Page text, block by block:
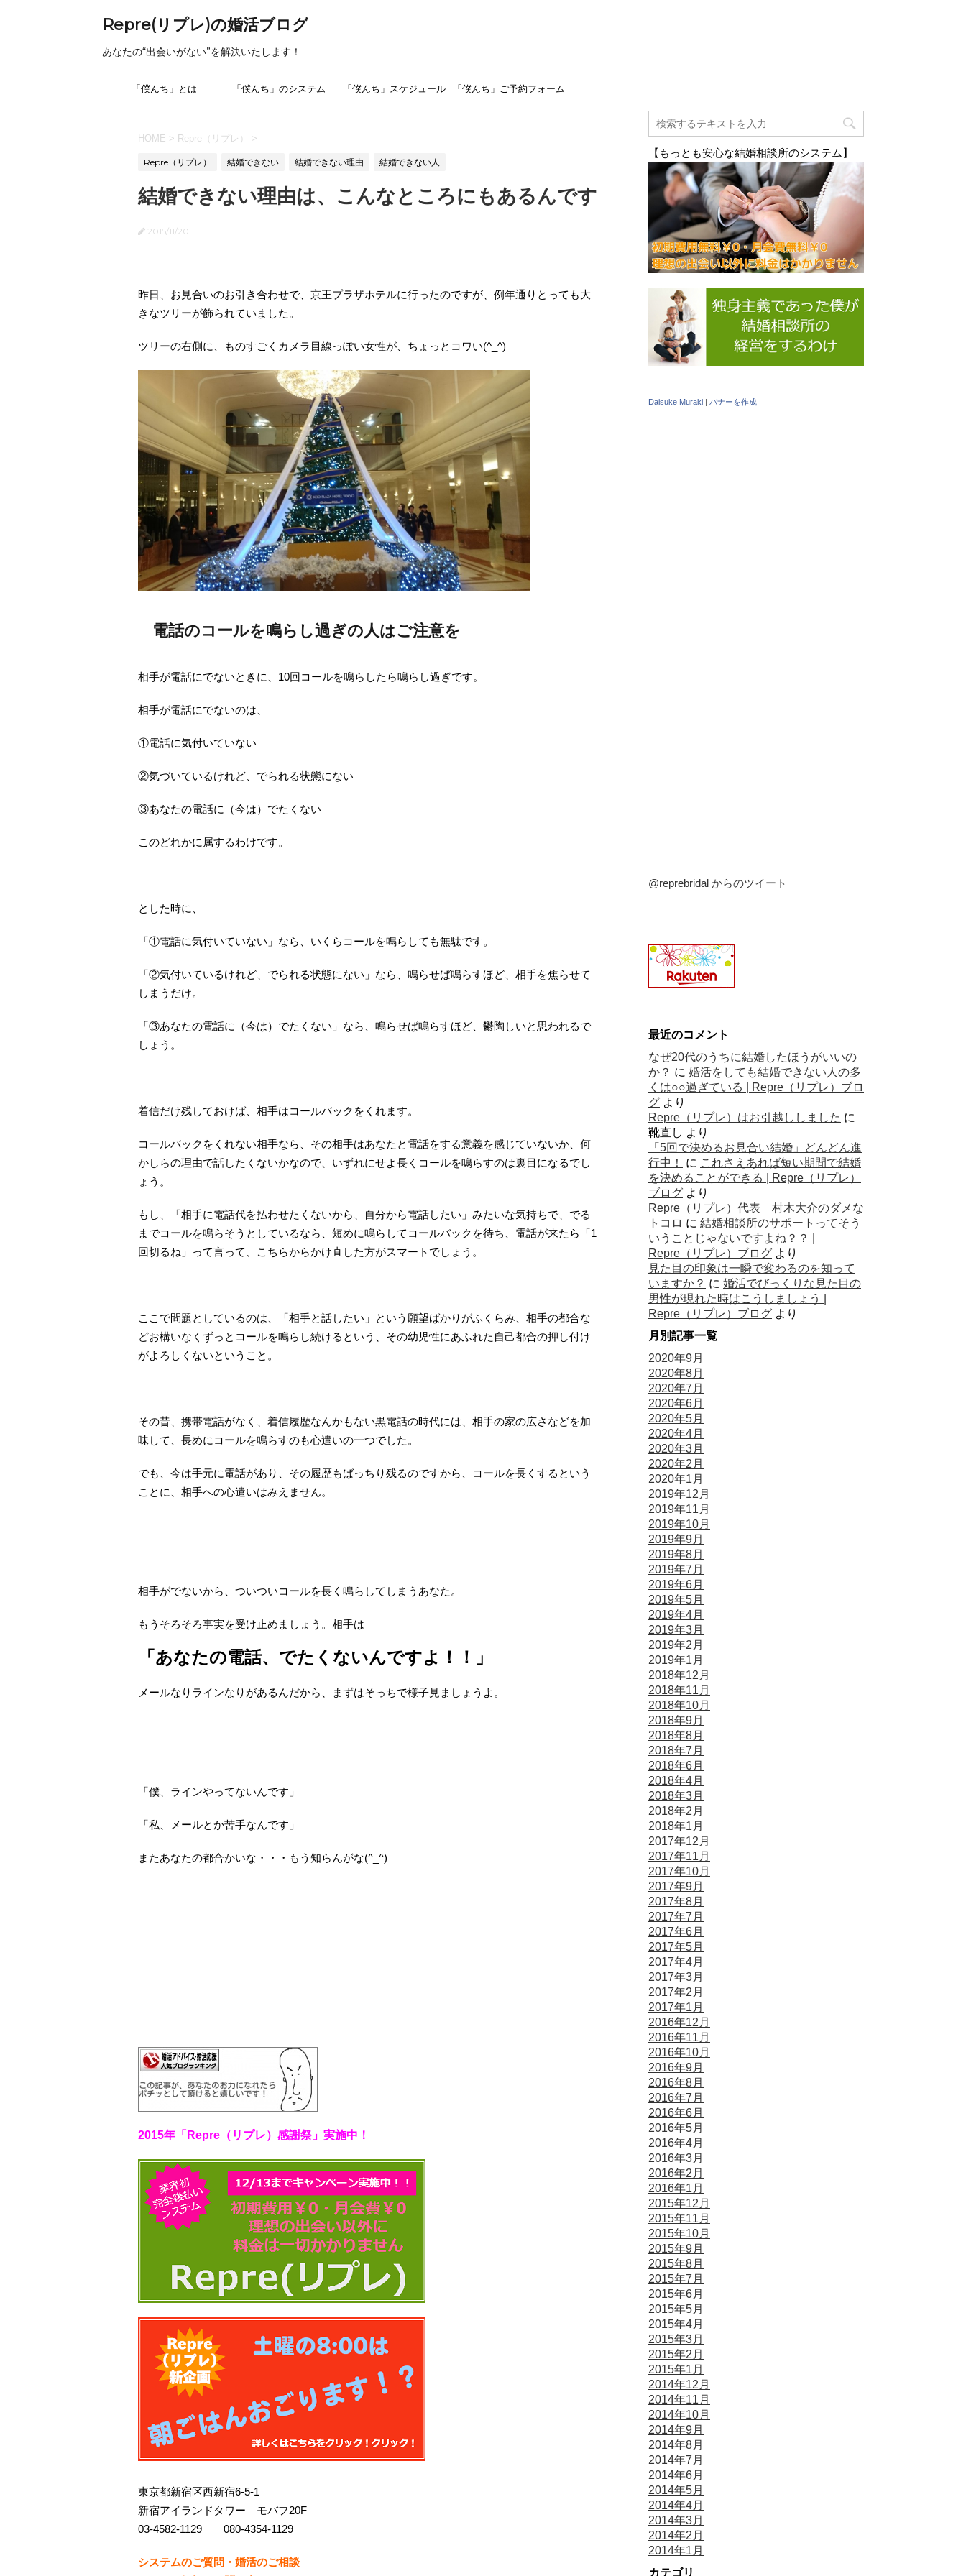
Repre(リプレ)の婚活ブログ
あなたの“出会いがない”を解決いたします！
「僕んち」とは 「僕んち」のシステム 「僕んち」スケジュール 「僕んち」ご予約フォーム
HOME > Repre（リプレ） >
Repre（リプレ） 結婚できない 結婚できない理由 結婚できない人
結婚できない理由は、こんなところにもあるんです
2015/11/20
昨日、お見合いのお引き合わせで、京王プラザホテルに行ったのですが、例年通りとっても大
きなツリーが飾られていました。
ツリーの右側に、ものすごくカメラ目線っぽい女性が、ちょっとコワい(^_^)
電話のコールを鳴らし過ぎの人はご注意を
相手が電話にでないときに、10回コールを鳴らしたら鳴らし過ぎです。
相手が電話にでないのは、
①電話に気付いていない
②気づいているけれど、でられる状態にない
③あなたの電話に（今は）でたくない
このどれかに属するわけです。
とした時に、
「①電話に気付いていない」なら、いくらコールを鳴らしても無駄です。
「②気付いているけれど、でられる状態にない」なら、鳴らせば鳴らすほど、相手を焦らせて
しまうだけ。
「③あなたの電話に（今は）でたくない」なら、鳴らせば鳴らすほど、鬱陶しいと思われるで
しょう。
着信だけ残しておけば、相手はコールバックをくれます。
コールバックをくれない相手なら、その相手はあなたと電話をする意義を感じていないか、何
かしらの理由で話したくないかなので、いずれにせよ長くコールを鳴らすのは裏目になるでし
ょう。
もし、「相手に電話代を払わせたくないから、自分から電話したい」みたいな気持ちで、でる
までコールを鳴らそうとしているなら、短めに鳴らしてコールバックを待ち、電話が来たら「1
回切るね」って言って、こちらからかけ直した方がスマートでしょう。
ここで問題としているのは、「相手と話したい」という願望ばかりがふくらみ、相手の都合な
どお構いなくずっとコールを鳴らし続けるという、その幼児性にあふれた自己都合の押し付け
がよろしくないということ。
その昔、携帯電話がなく、着信履歴なんかもない黒電話の時代には、相手の家の広さなどを加
味して、長めにコールを鳴らすのも心遣いの一つでした。
でも、今は手元に電話があり、その履歴もばっちり残るのですから、コールを長くするという
ことに、相手への心遣いはみえません。
相手がでないから、ついついコールを長く鳴らしてしまうあなた。
もうそろそろ事実を受け止めましょう。相手は
「あなたの電話、でたくないんですよ！！」
メールなりラインなりがあるんだから、まずはそっちで様子見ましょうよ。
「僕、ラインやってないんです」
「私、メールとか苦手なんです」
またあなたの都合かいな・・・もう知らんがな(^_^)
2015年「Repre（リプレ）感謝祭」実施中！
東京都新宿区西新宿6-5-1
新宿アイランドタワー モバフ20F
03-4582-1129 080-4354-1129
システムのご質問・婚活のご相談
【もっとも安心な結婚相談所のシステム】
Daisuke Muraki | バナーを作成
@reprebridal からのツイート
最近のコメント
なぜ20代のうちに結婚したほうがいいの
か？ に 婚活をしても結婚できない人の多
くは○○過ぎている | Repre（リプレ）ブロ
グ より
Repre（リプレ）はお引越ししました に
靴直し より
「5回で決めるお見合い結婚」どんどん進
行中！
に これさえあれば短い期間で結婚
を決めることができる | Repre（リプレ）
ブログ より
Repre（リプレ）代表 村木大介のダメな
トコロ に 結婚相談所のサポートってそう
いうことじゃないですよね？？ |
Repre（リプレ）ブログ より
見た目の印象は一瞬で変わるのを知って
いますか？ に 婚活でびっくりな見た目の
男性が現れた時はこうしましょう |
Repre（リプレ）ブログ より
月別記事一覧
2020年9月
2020年8月
2020年7月
2020年6月
2020年5月
2020年4月
2020年3月
2020年2月
2020年1月
2019年12月
2019年11月
2019年10月
2019年9月
2019年8月
2019年7月
2019年6月
2019年5月
2019年4月
2019年3月
2019年2月
2019年1月
2018年12月
2018年11月
2018年10月
2018年9月
2018年8月
2018年7月
2018年6月
2018年4月
2018年3月
2018年2月
2018年1月
2017年12月
2017年11月
2017年10月
2017年9月
2017年8月
2017年7月
2017年6月
2017年5月
2017年4月
2017年3月
2017年2月
2017年1月
2016年12月
2016年11月
2016年10月
2016年9月
2016年8月
2016年7月
2016年6月
2016年5月
2016年4月
2016年3月
2016年2月
2016年1月
2015年12月
2015年11月
2015年10月
2015年9月
2015年8月
2015年7月
2015年6月
2015年5月
2015年4月
2015年3月
2015年2月
2015年1月
2014年12月
2014年11月
2014年10月
2014年9月
2014年8月
2014年7月
2014年6月
2014年5月
2014年4月
2014年3月
2014年2月
2014年1月
カテゴリ